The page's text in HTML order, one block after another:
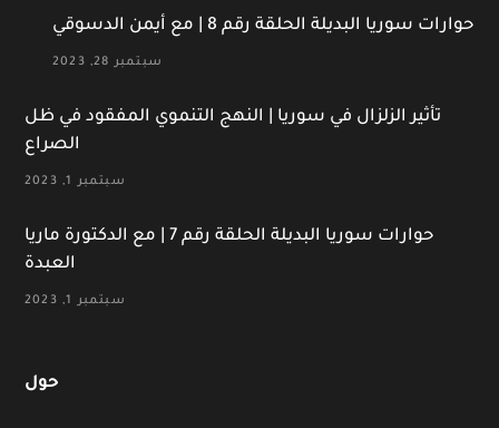
حوارات سوريا البديلة الحلقة رقم 8 | مع أيمن الدسوقي
سبتمبر 28, 2023
تأثير الزلزال في سوريا | النهج التنموي المفقود في ظل
الصراع
سبتمبر 1, 2023
حوارات سوريا البديلة الحلقة رقم 7 | مع الدكتورة ماريا
العبدة
سبتمبر 1, 2023
حول